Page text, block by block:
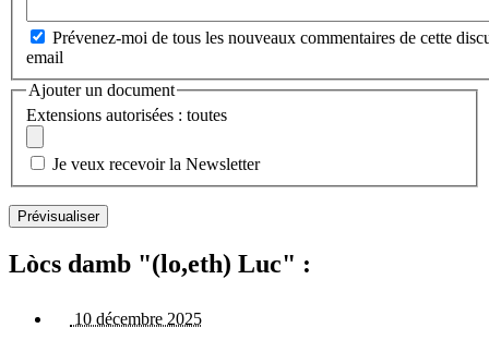
Prévenez-moi de tous les nouveaux commentaires de cette
email
Ajouter un document
Extensions autorisées : toutes
Je veux recevoir la Newsletter
Lòcs damb "(lo,eth) Luc" :
10 décembre 2025